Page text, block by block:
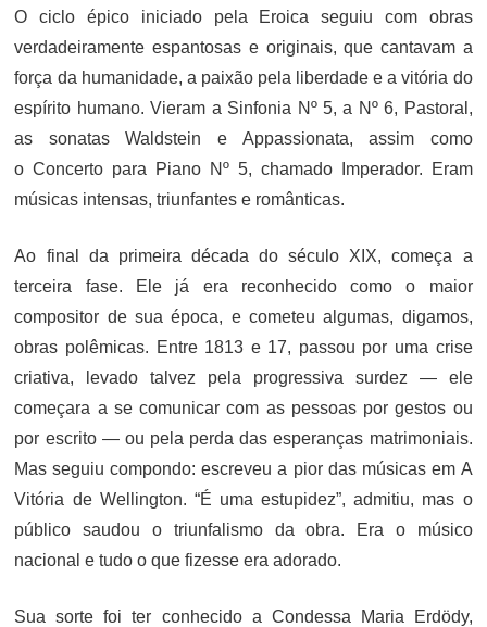
O ciclo épico iniciado pela Eroica seguiu com obras
verdadeiramente espantosas e originais, que cantavam a
força da humanidade, a paixão pela liberdade e a vitória do
espírito humano. Vieram a Sinfonia Nº 5, a Nº 6, Pastoral,
as sonatas Waldstein e Appassionata, assim como
o Concerto para Piano Nº 5, chamado Imperador. Eram
músicas intensas, triunfantes e românticas.
Ao final da primeira década do século XIX, começa a
terceira fase. Ele já era reconhecido como o maior
compositor de sua época, e cometeu algumas, digamos,
obras polêmicas. Entre 1813 e 17, passou por uma crise
criativa, levado talvez pela progressiva surdez — ele
começara a se comunicar com as pessoas por gestos ou
por escrito — ou pela perda das esperanças matrimoniais.
Mas seguiu compondo: escreveu a pior das músicas em A
Vitória de Wellington. “É uma estupidez”, admitiu, mas o
público saudou o triunfalismo da obra. Era o músico
nacional e tudo o que fizesse era adorado.
Sua sorte foi ter conhecido a Condessa Maria Erdödy,